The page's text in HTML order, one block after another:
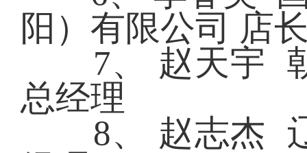
阳）有限公司 店
7、 赵天宇 朝
总经理
8、 赵志杰 辽